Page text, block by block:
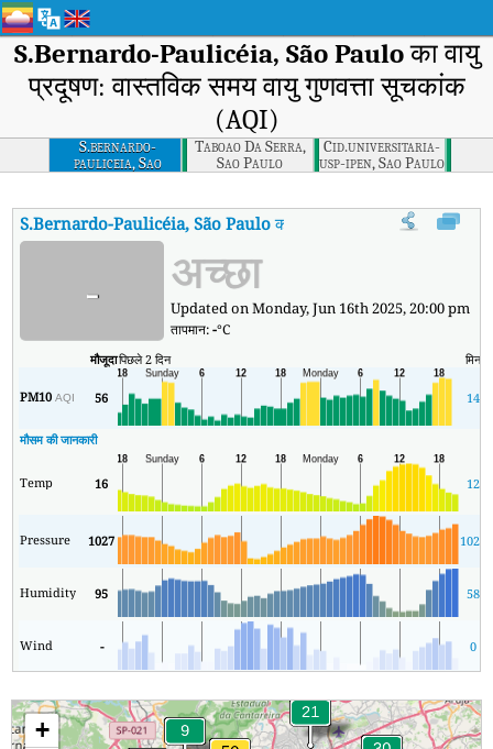
S.Bernardo-Paulicéia, São Pauloका वायु
प्रदूषण: वास्तविक समय वायु गुणवत्ता सूचकांक
(AQI)
S.bernardo-
pauliceia, Sao
Paulo
Taboao Da Serra,
Sao Paulo
Cid.universitaria-
usp-ipen, Sao Paulo
S.Bernardo-Paulicéia, São Pauloका AQI S.Bernardo-Paulicéia,
- अच्छा
Updated on Monday, Jun 16th 2025, 20:00 pm
तापमान:-°C
मौजूदापिछले 2 दिन मिन
PM10AQI 56 14
मौसम की जानकारी
Temp 16 12
Pressure 1027 1022
Humidity 95 58
Wind - 0
+